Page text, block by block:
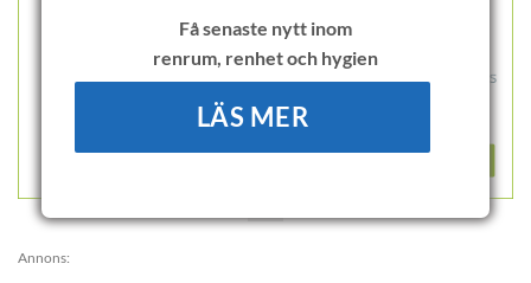
Annons:
Få senaste nytt inom
renrum, renhet och hygien
LÄS MER